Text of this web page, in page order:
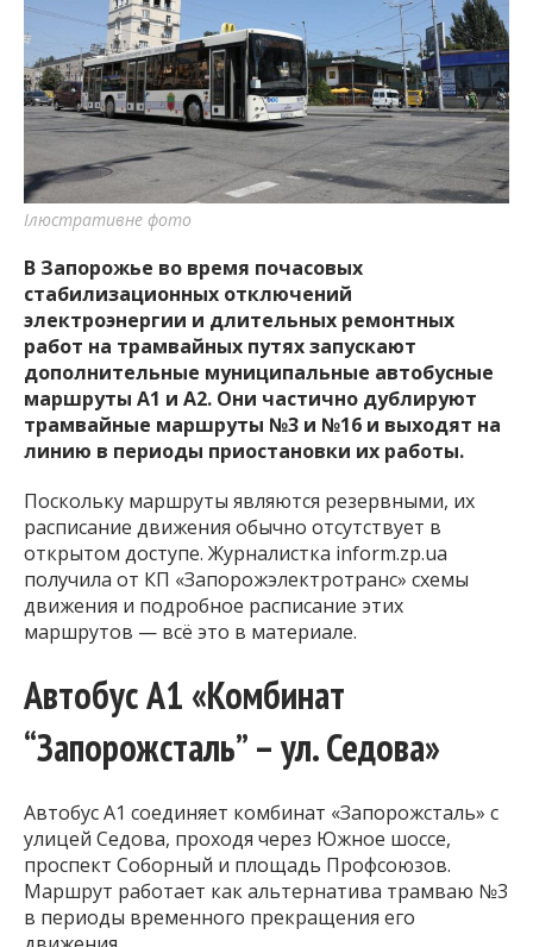
важную информацию о событиях
города Запорожья и области.
Ілюстративне фото
В Запорожье во время почасовых
стабилизационных отключений
электроэнергии и длительных ремонтных
работ на трамвайных путях запускают
дополнительные муниципальные автобусные
маршруты А1 и А2. Они частично дублируют
трамвайные маршруты №3 и №16 и выходят на
линию в периоды приостановки их работы.
Поскольку маршруты являются резервными, их
расписание движения обычно отсутствует в
открытом доступе. Журналистка inform.zp.ua
получила от КП «Запорожэлектротранс» схемы
движения и подробное расписание этих
маршрутов — всё это в материале.
Автобус А1 «Комбинат
“Запорожсталь” – ул. Седова»
Автобус А1 соединяет комбинат «Запорожсталь» с
улицей Седова, проходя через Южное шоссе,
проспект Соборный и площадь Профсоюзов.
Маршрут работает как альтернатива трамваю №3
в периоды временного прекращения его